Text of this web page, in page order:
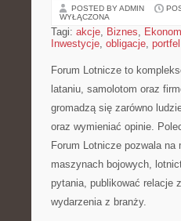
POSTED BY ADMIN
WYŁĄCZONA
Tagi: akcje, Biznes,
Inwestycje, obligacje,
Forum Lotnicze to
lataniu, samolotom oraz
gromadzą się zarówno
oraz wymieniać opinie.
Forum Lotnicze pozwala
maszynach bojowych,
pytania, publikować relacje
wydarzenia z branży.